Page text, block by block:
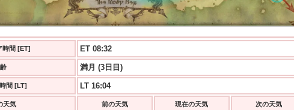
時間 [ET] ET 08:33
満月 (3日目)
間 [LT] LT 16:04
天気 前の天気 現在の天気 次の天気